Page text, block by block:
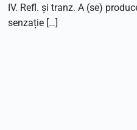
IV. Refl. și tranz. A (se)
senzație […]